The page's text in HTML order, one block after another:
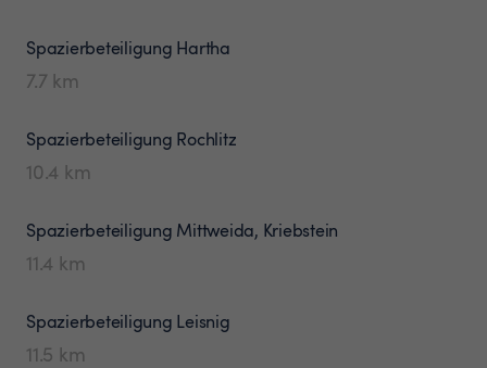
Spazierbeteiligung Hartha
7.7 km
Spazierbeteiligung Rochlitz
10.4 km
Spazierbeteiligung Mittweida, Kriebstein
11.4 km
Spazierbeteiligung Leisnig
11.5 km